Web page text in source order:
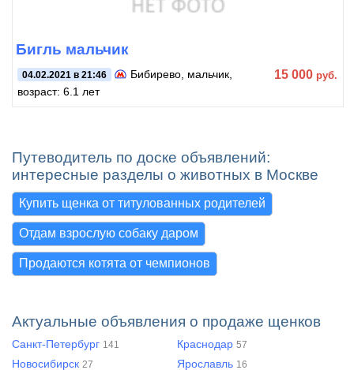
Бигль мальчик
04.02.2021 в 21:46 Бибирево , мальчик,
возраст: 6.1 лет
15 000 руб.
Путеводитель по доске объявлений:
интересные разделы о животных в Москве
Купить щенка от титулованных родителей
Отдам взрослую собаку даром
Продаются котята от чемпионов
Актуальные объявления о продаже щенков
Санкт-Петербург 141 Краснодар 57
Новосибирск 27 Ярославль 16